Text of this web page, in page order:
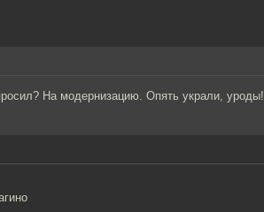
На модернизацию. Опять украли, уроды!